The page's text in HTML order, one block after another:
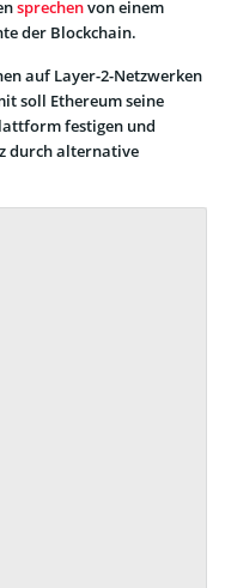
sprechenvon einem
der Blockchain.
auf Layer-2-Netzwerken
soll Ethereum seine
festigen und
durch alternative